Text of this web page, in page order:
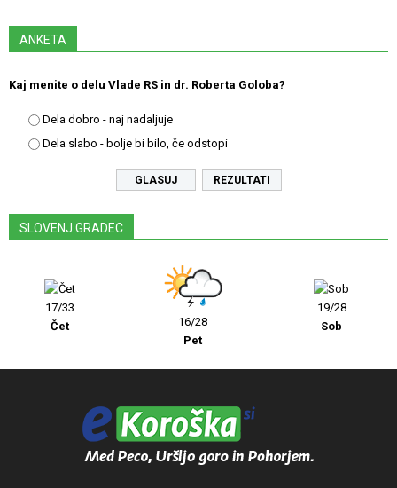
ANKETA
Kaj menite o delu Vlade RS in dr. Roberta Goloba?
Dela dobro - naj nadaljuje
Dela slabo - bolje bi bilo, če odstopi
REZULTATI
SLOVENJ GRADEC
17/33
Čet
16/28
Pet
19/28
Sob